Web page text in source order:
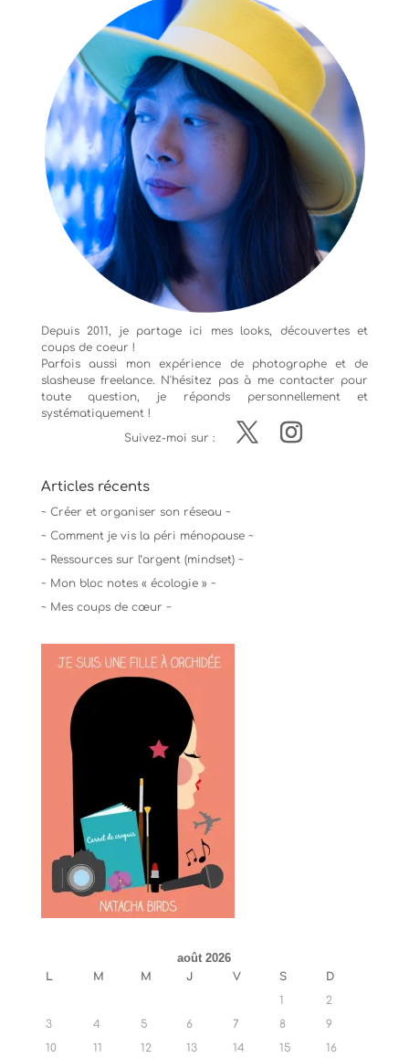
Depuis 2011, je partage ici mes looks, découvertes et
coups de coeur !
Parfois aussi mon expérience de photographeet de
slasheuse freelance. N'hésitez pas à me contacter pour
toute question, je réponds personnellement et
systématiquement !
Suivez-moi sur :
Articles récents
~ Créer et organiser son réseau ~
~ Comment je vis la péri ménopause ~
~ Ressources sur l’argent (mindset) ~
~ Mon bloc notes « écologie » ~
~ Mes coups de cœur ~
août 2026
L M M J V S
D
1
2
3
4 5 6 7 8
9
10
11 12 13 14 15 16